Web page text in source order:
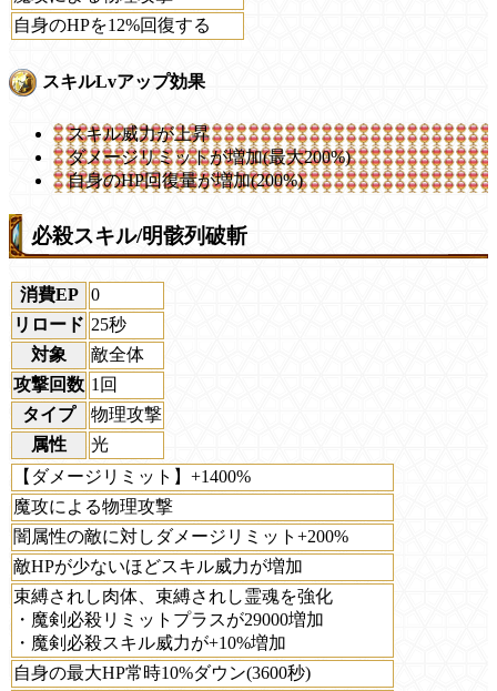
自身のHPを12%回復する
スキルLvアップ効果
スキル威力が上昇
ダメージリミットが増加(最大200%)
自身のHP回復量が増加(200%)
必殺スキル/明骸列破斬
消費EP
0
リロード 25秒
対象
敵全体
攻撃回数 1回
タイプ
物理攻撃
属性
光
【ダメージリミット】+1400%
魔攻による物理攻撃
闇属性の敵に対しダメージリミット+200%
敵HPが少ないほどスキル威力が増加
束縛されし肉体、束縛されし霊魂を強化
・魔剣必殺リミットプラスが29000増加
・魔剣必殺スキル威力が+10%増加
自身の最大HP常時10%ダウン(3600秒)